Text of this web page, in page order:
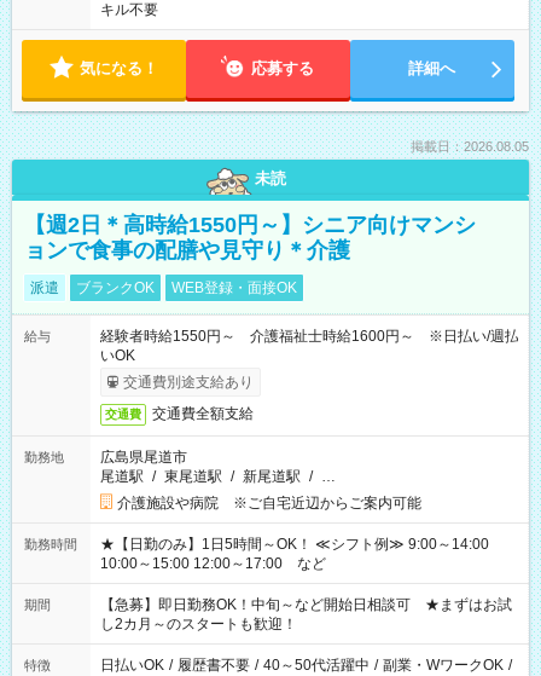
キル不要
気になる！ 応募する 詳細へ
掲載日：2026.08.05
未読
【週2日＊高時給1550円～】シニア向けマンシ
ョンで食事の配膳や見守り＊介護
派遣 ブランクOK WEB登録・面接OK
給与
経験者時給1550円～ 介護福祉士時給1600円～ ※日払い/週払
いOK
交通費別途支給あり
交通費 交通費全額支給
勤務地
広島県尾道市
尾道駅 / 東尾道駅 / 新尾道駅 / …
介護施設や病院 ※ご自宅近辺からご案内可能
勤務時間
★【日勤のみ】1日5時間～OK！ ≪シフト例≫ 9:00～14:00
10:00～15:00 12:00～17:00 など
期間
【急募】即日勤務OK！中旬～など開始日相談可 ★まずはお試
し2カ月～のスタートも歓迎！
特徴 日払いOK / 履歴書不要 / 40～50代活躍中 / 副業・WワークOK /